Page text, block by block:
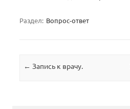
Раздел: Вопрос-ответ
Навигация по записям
← Запись к врачу.